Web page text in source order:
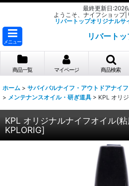
最終更新日
ようこそ、ナイフショップ
リバートップオリジナルサ
メニュー
リバートッ
商品一覧 マイページ 商品検索
ホーム > サバイバルナイフ・アウトドアナイ
> メンテナンスオイル・研ぎ道具 > KPL オリ
KPL オリジナルナイフオイル(
KPLORIG]